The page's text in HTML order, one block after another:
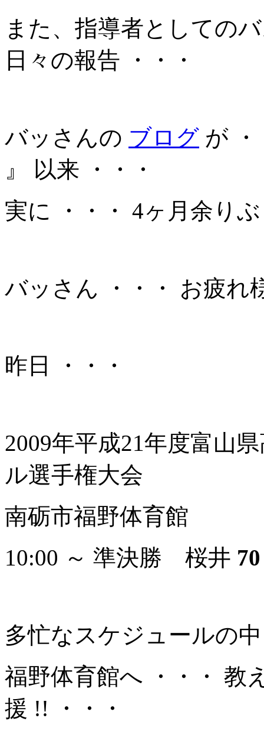
また、指導者としての
日々の報告 ・・・
バッさんの ブログ が ・
』 以来 ・・・
実に ・・・ 4ヶ月余り
バッさん ・・・ お疲れ
昨日 ・・・
2009年平成21年度富山
ル選手権大会
南砺市福野体育館
10:00 ～ 準決勝 桜井 70
多忙なスケジュールの
福野体育館へ ・・・ 教
援 !! ・・・